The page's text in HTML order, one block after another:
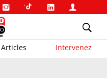
Articles Intervenez